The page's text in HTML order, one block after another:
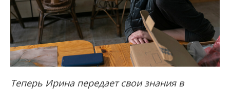
Теперь Ирина передает свои знания в